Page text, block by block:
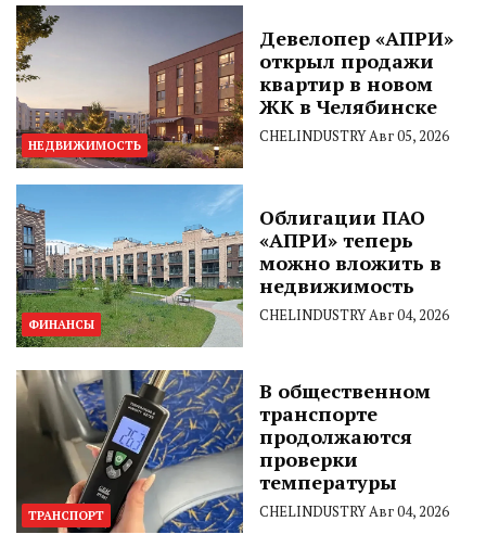
НЕДВИЖИМОСТЬ
Девелопер «АПРИ»
открыл продажи
квартир в новом
ЖК в Челябинске
CHELINDUSTRYАвг 05, 2026
ФИНАНСЫ
Облигации ПАО
«АПРИ» теперь
можно вложить в
недвижимость
CHELINDUSTRYАвг 04, 2026
ТРАНСПОРТ
В общественном
транспорте
продолжаются
проверки
температуры
CHELINDUSTRYАвг 04, 2026